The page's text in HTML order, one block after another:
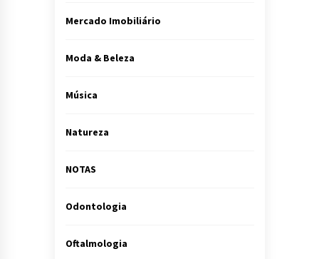
Mercado Imobiliário
Moda & Beleza
Música
Natureza
NOTAS
Odontologia
Oftalmologia